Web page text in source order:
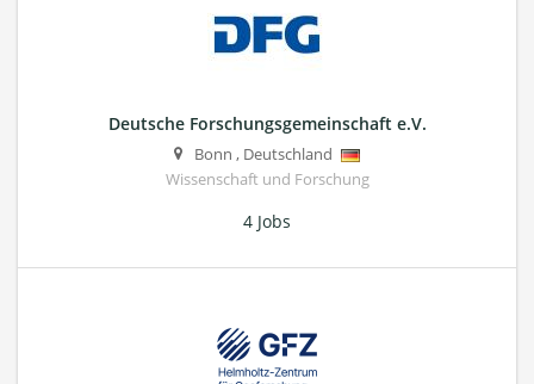
Deutsche Forschungsgemeinschaft e.V.
Bonn , Deutschland
Wissenschaft und Forschung
4 Jobs